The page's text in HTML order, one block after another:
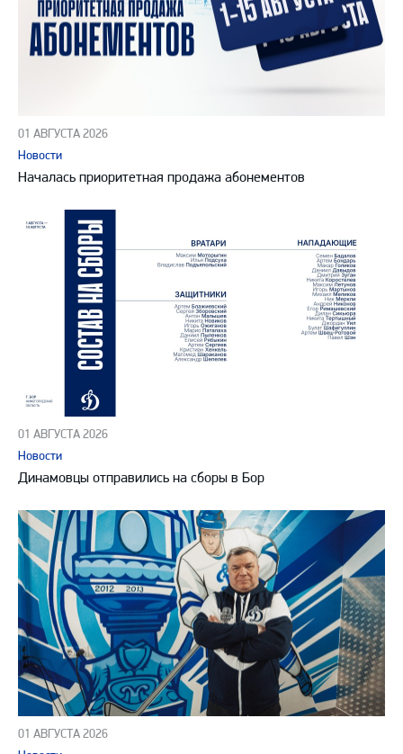
01 АВГУСТА 2026
Новости
Началась приоритетная продажа абонементов
01 АВГУСТА 2026
Новости
Динамовцы отправились на сборы в Бор
01 АВГУСТА 2026